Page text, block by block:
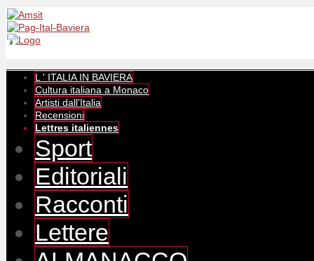
L ' ITALIA IN BAVIERA
Cultura italiana a Monaco
Artisti dall'Italia
Recensioni
Lettres italiennes
Sport
Editoriali
Racconti
Lettere